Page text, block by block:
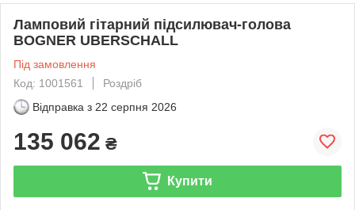
Ламповий гітарний підсилювач-голова
BOGNER UBERSCHALL
Під замовлення
Код: 1001561
Роздріб
Відправка з 22 серпня 2026
135 062 ₴
Купити